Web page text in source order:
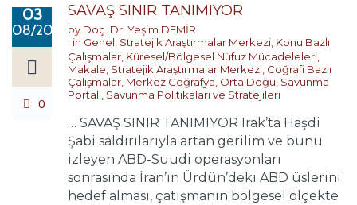
03
08/2026
0
SAVAŞ SINIR TANIMIYOR
by Doç. Dr. Yeşim DEMİR
in Genel Stratejik Araştırmalar Merkezi Konu Bazlı
Çalışmalar Küresel/Bölgesel Nüfuz Mücadeleleri
Makale Stratejik Araştırmalar Merkezi Coğrafi Bazlı
Çalışmalar Merkez Coğrafya Orta Doğu Savunma
Portalı Savunma Politikaları ve Stratejileri
… SAVAŞ SINIR TANIMIYOR Irak’ta Haşdi
Şabi saldırılarıyla artan gerilim ve bunu
izleyen ABD-Suudi operasyonları
sonrasında İran’ın Ürdün’deki ABD üslerini
hedef alması, çatışmanın bölgesel ölçekte